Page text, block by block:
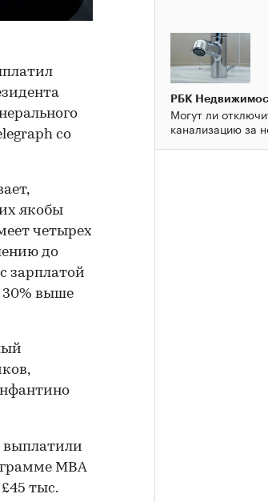
со
якобы
четырех
до
зарплатой
30% выше
выплатили
MBA
тыс.
РБК
Могут ли
канализацию за